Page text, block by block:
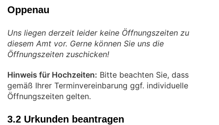
Oppenau
Uns liegen derzeit leider keine Öffnungszeiten zu
diesem Amt vor. Gerne können Sie uns die
Öffnungszeiten zuschicken!
Hinweis für Hochzeiten: Bitte beachten Sie, dass
gemäß Ihrer Terminvereinbarung ggf. individuelle
Öffnungszeiten gelten.
3.2 Urkunden beantragen